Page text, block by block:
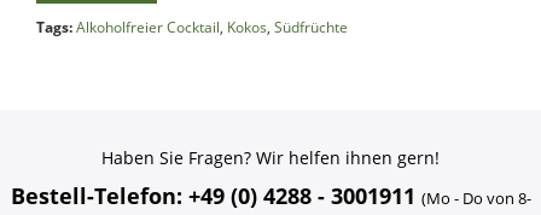
Tags:Alkoholfreier Cocktail, Kokos, Südfrüchte
Haben Sie Fragen? Wir helfen ihnen gern!
Bestell-Telefon: +49 (0) 4288 - 3001911 (Mo - Do von 8-